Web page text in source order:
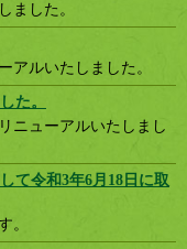
ました。
アルいたしました。
た。
ニューアルいたしまし
て令和3年6月18日に取
。